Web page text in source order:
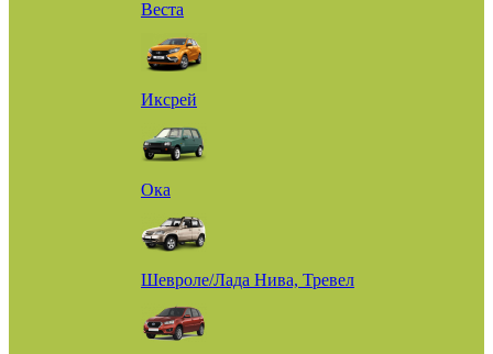
Веста
Иксрей
Ока
Шевроле/Лада Нива, Тревел